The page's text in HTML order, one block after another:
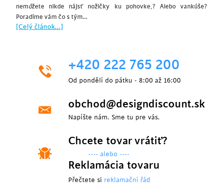
nemôžete nikde nájsť nožičky ku pohovke,? Alebo vankúše?
Poradíme vám čo s tým…
[Celý článok...]
+420 222 765 200
Od pondělí do pátku - 8:00 až 16:00
obchod@designdiscount.sk
Napíšte nám. Sme tu pre vás.
Chcete tovar vrátiť?
---- alebo ----
Reklamácia tovaru
Přečtete si reklamační řád